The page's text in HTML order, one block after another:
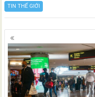
TIN THẾ GIỚI
Posts
navigation